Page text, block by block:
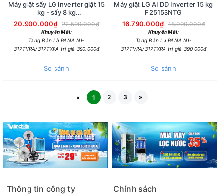
Máy giặt sấy LG Inverter giặt 15
kg - sấy 8 kg
F2515RNTG.AEGPEVN
20.900.000₫ 22.590.000₫
Khuyến Mãi:
Tặng Bàn Là PANA NI-
317TVRA/317TXRA trị giá 390.000đ
So sánh
Máy giặt LG AI DD Inverter 15 kg
F2515SNTG
16.790.000₫
18.990.000₫
Khuyến Mãi:
Tặng Bàn Là PANA NI-
317TVRA/317TXRA trị giá 390.000đ
So sánh
« 1 2 3 »
Thông tin công ty Chính sách